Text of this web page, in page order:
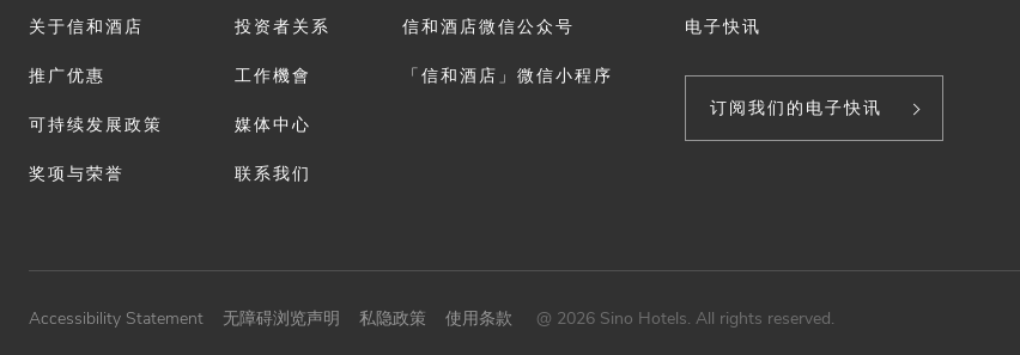
关于信和酒店
推广优惠
可持续发展政策
奖项与荣誉
投资者关系
工作機會
媒体中心
联系我们
信和酒店微信公众号
「信和酒店」微信小程序
电子快讯
订阅我们的电子快讯
Accessibility Statement 无障碍浏览声明 私隐政策 使用条款 @ 2026 Sino Hotels. All rights reserved.